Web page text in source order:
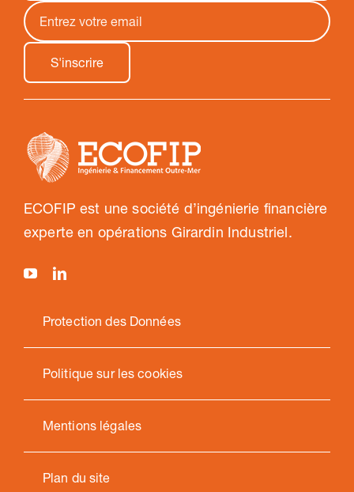
ECOFIP est une société d’ingénierie financière
experte en opérations Girardin Industriel.
Protection des Données
Politique sur les cookies
Mentions légales
Plan du site